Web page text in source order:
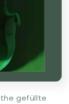
gefüllte